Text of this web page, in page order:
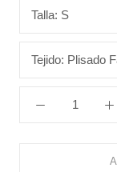
Talla: S
Tejido: Plisado